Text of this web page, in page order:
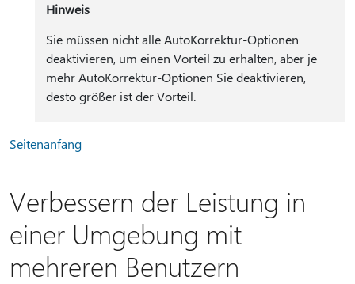
Hinweis
Sie müssen nicht alle AutoKorrektur-Optionen
deaktivieren, um einen Vorteil zu erhalten, aber je
mehr AutoKorrektur-Optionen Sie deaktivieren,
desto größer ist der Vorteil.
Seitenanfang
Verbessern der Leistung in
einer Umgebung mit
mehreren Benutzern